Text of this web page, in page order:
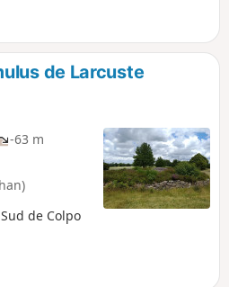
anciennes fermes, patrimoine
de Larcuste
-63 m
de Colpo